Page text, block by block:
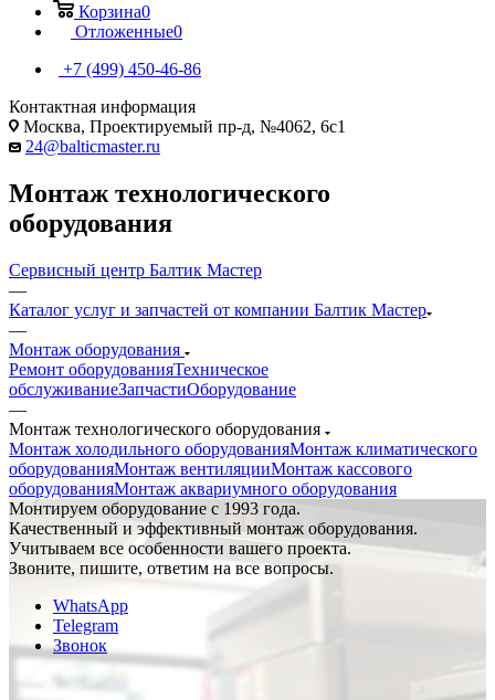
Корзина0
Отложенные0
+7 (499) 450-46-86
Контактная информация
Москва, Проектируемый пр-д, №4062, 6с1
24@balticmaster.ru
Монтаж технологического
оборудования
Сервисный центр Балтик Мастер
—
Каталог услуг и запчастей от компании Балтик Мастер
—
Монтаж оборудования
Ремонт оборудованияТехническое
обслуживаниеЗапчастиОборудование
—
Монтаж технологического оборудования
Монтаж холодильного оборудованияМонтаж климатического
оборудованияМонтаж вентиляцииМонтаж кассового
оборудованияМонтаж аквариумного оборудования
Монтируем оборудование с 1993 года.
Качественный и эффективный монтаж оборудования.
Учитываем все особенности вашего проекта.
Звоните, пишите, ответим на все вопросы.
WhatsApp
Telegram
Звонок